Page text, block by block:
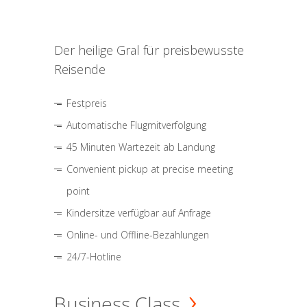
Der heilige Gral für preisbewusste
Reisende
Festpreis
Automatische Flugmitverfolgung
45 Minuten Wartezeit ab Landung
Convenient pickup at precise meeting
point
Kindersitze verfügbar auf Anfrage
Online- und Offline-Bezahlungen
24/7-Hotline